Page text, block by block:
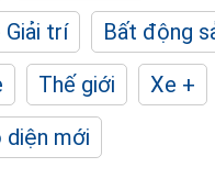
Giải trí
Bất động
Thế giới
Xe +
diện mới